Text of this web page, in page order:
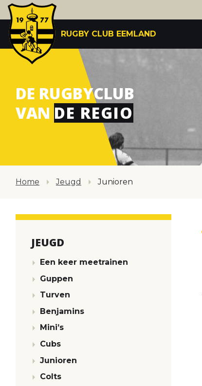
RUGBY CLUB EEMLAND
DE RUGBYCLUB
VAN DE REGIO
Home Jeugd Junioren
JEUGD
Een keer meetrainen
Guppen
Turven
Benjamins
Mini’s
Cubs
Junioren
Colts